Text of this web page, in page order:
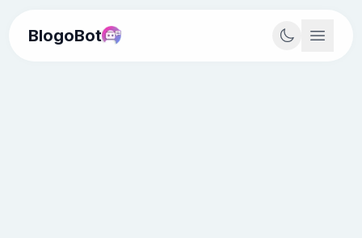
BlogoBot